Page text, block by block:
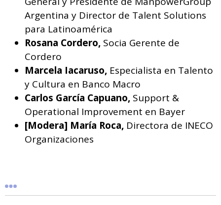
Argentina y Director de Talent Solutions
para Latinoamérica
Rosana Cordero, Socia Gerente de
Cordero
Marcela Iacaruso, Especialista en Talento
y Cultura en Banco Macro
Carlos García Capuano, Support &
Operational Improvement en Bayer
[Modera] María Roca, Directora de INECO
Organizaciones